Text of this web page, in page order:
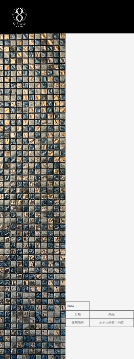
Data
分類
商品
使用箇所
ホテル外壁・内壁